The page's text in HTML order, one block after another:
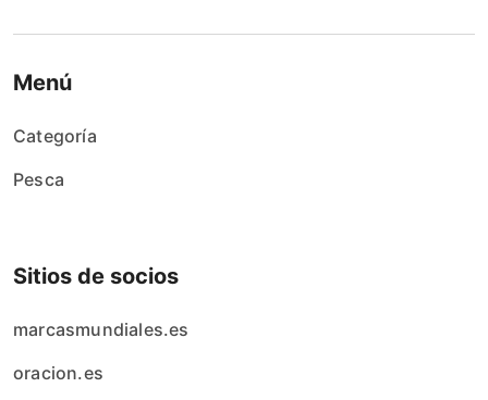
Menú
Categoría
Pesca
Sitios de socios
marcasmundiales.es
oracion.es